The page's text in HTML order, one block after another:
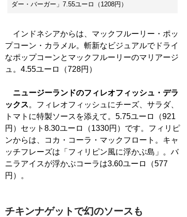
ダー・バーガー」7.55ユーロ（1208円）
インドネシアからは、マックフルーリー・ポッ
プコーン・カラメル。斬新なビジュアルでドライ
なポップコーンとマックフルーリーのマリアージ
ュ。4.55ユーロ（728円）
ニュージーランドのフィレオフィッシュ・デラ
ックス。フィレオフィッシュにチーズ、サラダ、
トマトに特製ソースを添えて。5.75ユーロ（921
円）セット8.30ユーロ（1330円）です。フィリピ
ンからは、コカ・コーラ・マックフロート。キャ
ッチフレーズは「フィリピン風に浮かぶ島」。バ
ニラアイスが浮かぶコーラは3.60ユーロ（577
円）。
チキンナゲットで幻のソースも